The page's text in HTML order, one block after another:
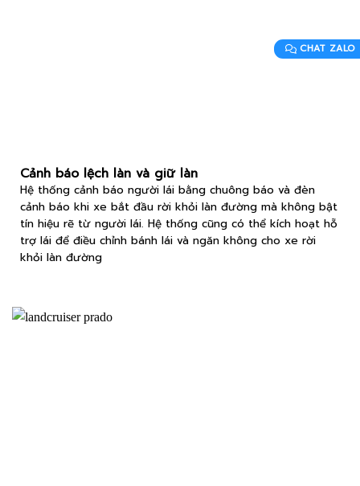
Cảnh báo lệch làn và giữ làn
Hệ thống cảnh báo người lái bằng chuông báo và đèn
cảnh báo khi xe bắt đầu rời khỏi làn đường mà không bật
tín hiệu rẽ từ người lái. Hệ thống cũng có thể kích hoạt hỗ
trợ lái để điều chỉnh bánh lái và ngăn không cho xe rời
khỏi làn đường
CHAT ZALO